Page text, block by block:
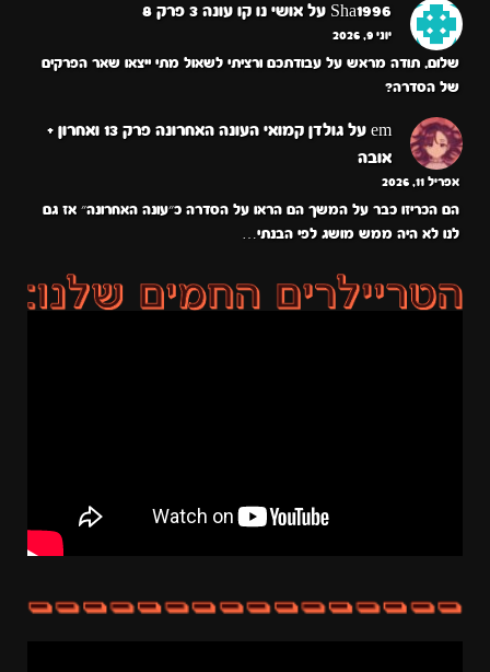
Sha1996 על אושי נו קו עונה 3 פרק 8
יוני 9, 2026
שלום, תודה מראש על עבודתכם ורציתי לשאול מתי ייצאו שאר הפרקים
של הסדרה?
em על
גולדן קמואי העונה האחרונה פרק 13 ואחרון +
אובה
אפריל 11, 2026
הם הכריזו כבר על המשך הם הראו על הסדרה כ״עונה האחרונה״ אז גם
לנו לא היה ממש מושג לפי הבנתי…